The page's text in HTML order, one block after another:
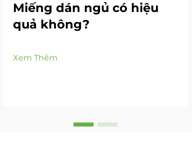
Miếng dán ngủ có hiệu
quả không?
Xem Thêm